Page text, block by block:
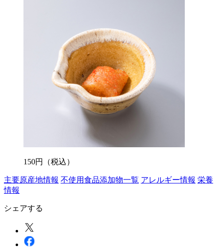
150円 （税込）
主要原産地情報 不使用食品添加物一覧 アレルギー情報 栄養
情報
シェアする